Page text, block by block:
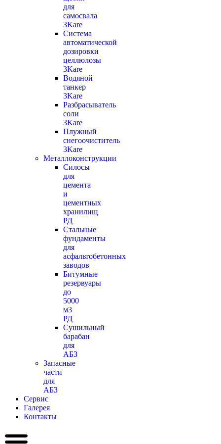
для
самосвала
3Kare
Система
автоматической
дозировки
целлюлозы
3Kare
Водяной
танкер
3Kare
Разбрасыватель
соли
3Kare
Плужный
снегоочиститель
3Kare
Металлоконструкции
Силосы
для
цемента
и
цементных
хранилищ
РД
Стальные
фундаменты
для
асфальтобетонных
заводов
Битумные
резервуары
до
5000
м3
РД
Сушильный
барабан
для
АБЗ
Запасные
части
для
АБЗ
Сервис
Галерея
Контакты